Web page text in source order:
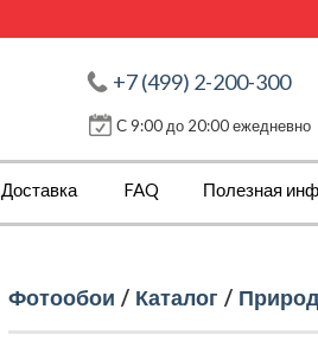
+7 (499) 2-200-300
С 9:00 до 20:00 ежедневно
Доставка FAQ Полезная
Фотообои / Каталог /